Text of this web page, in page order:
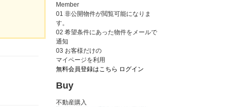
Member
01 非公開物件が閲覧可能になりま
す。
02 希望条件にあった物件をメールで
通知
03 お客様だけの
マイページを利用
無料会員登録はこちら ログイン
Buy
不動産購入